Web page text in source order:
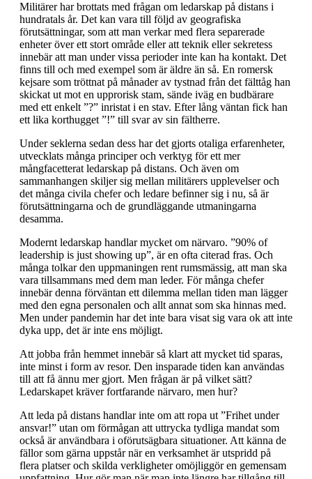
Militärer har brottats med frågan om ledarskap på distans i
hundratals år. Det kan vara till följd av geografiska
förutsättningar, som att man verkar med flera separerade
enheter över ett stort område eller att teknik eller sekretess
innebär att man under vissa perioder inte kan ha kontakt. Det
finns till och med exempel som är äldre än så. En romersk
kejsare som tröttnat på månader av tystnad från det fälttåg han
skickat ut mot en upprorisk stam, sände iväg en budbärare
med ett enkelt ”?” inristat i en stav. Efter lång väntan fick han
ett lika korthugget ”!” till svar av sin fältherre.
Under seklerna sedan dess har det gjorts otaliga erfarenheter,
utvecklats många principer och verktyg för ett mer
mångfacetterat ledarskap på distans. Och även om
sammanhangen skiljer sig mellan militärers upplevelser och
det många civila chefer och ledare befinner sig i nu, så är
förutsättningarna och de grundläggande utmaningarna
desamma.
Modernt ledarskap handlar mycket om närvaro. ”90% of
leadership is just showing up”, är en ofta citerad fras. Och
många tolkar den uppmaningen rent rumsmässig, att man ska
vara tillsammans med dem man leder. För många chefer
innebär denna förväntan ett dilemma mellan tiden man lägger
med den egna personalen och allt annat som ska hinnas med.
Men under pandemin har det inte bara visat sig vara ok att inte
dyka upp, det är inte ens möjligt.
Att jobba från hemmet innebär så klart att mycket tid sparas,
inte minst i form av resor. Den insparade tiden kan användas
till att få ännu mer gjort. Men frågan är på vilket sätt?
Ledarskapet kräver fortfarande närvaro, men hur?
Att leda på distans handlar inte om att ropa ut ”Frihet under
ansvar!” utan om förmågan att uttrycka tydliga mandat som
också är användbara i oförutsägbara situationer. Att känna de
fällor som gärna uppstår när en verksamhet är utspridd på
flera platser och skilda verkligheter omöjliggör en gemensam